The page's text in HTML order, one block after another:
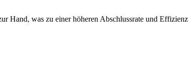
Hand, was zu einer höheren Abschlussrate und Effizienz